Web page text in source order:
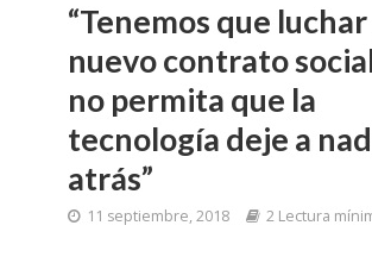
“Tenemos que
nuevo contrato
no permita que la
tecnología deje a
atrás”
11 septiembre, 2018 2 Lectura